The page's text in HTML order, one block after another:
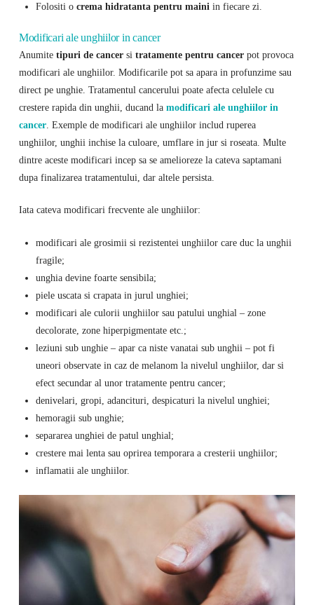
Folositi o crema hidratanta pentru maini in fiecare zi.
Modificari ale unghiilor in cancer
Anumite tipuri de cancersi tratamente pentru cancerpot provoca
modificari ale unghiilor. Modificarile pot sa apara in profunzime sau
direct pe unghie. Tratamentul cancerului poate afecta celulele cu
crestere rapida din unghii, ducand la modificari ale unghiilor in
cancer. Exemple de modificari ale unghiilor includ ruperea
unghiilor, unghii inchise la culoare, umflare in jur si roseata. Multe
dintre aceste modificari incep sa se amelioreze la cateva saptamani
dupa finalizarea tratamentului, dar altele persista.
Iata cateva modificari frecvente ale unghiilor:
modificari ale grosimii si rezistentei unghiilor care duc la unghii
fragile;
unghia devine foarte sensibila;
piele uscata si crapata in jurul unghiei;
modificari ale culorii unghiilor sau patului unghial – zone
decolorate, zone hiperpigmentate etc.;
leziuni sub unghie – apar ca niste vanatai sub unghii – pot fi
uneori observate in caz de melanom la nivelul unghiilor, dar si
efect secundar al unor tratamente pentru cancer;
denivelari, gropi, adancituri, despicaturi la nivelul unghiei;
hemoragii sub unghie;
separarea unghiei de patul unghial;
crestere mai lenta sau oprirea temporara a cresterii unghiilor;
inflamatii ale unghiilor.